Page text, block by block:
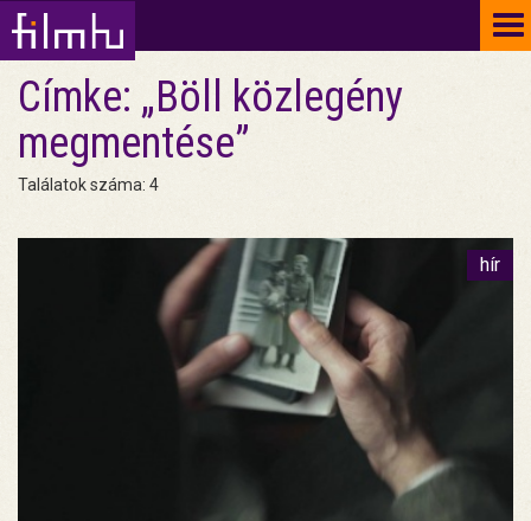
Címke: „Böll közlegény
megmentése”
Találatok száma: 4
hír